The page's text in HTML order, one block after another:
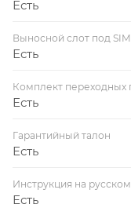
Есть
Выносной слот под
Есть
Комплект переходных
Есть
Гарантийный талон
Есть
Инструкция на
Есть